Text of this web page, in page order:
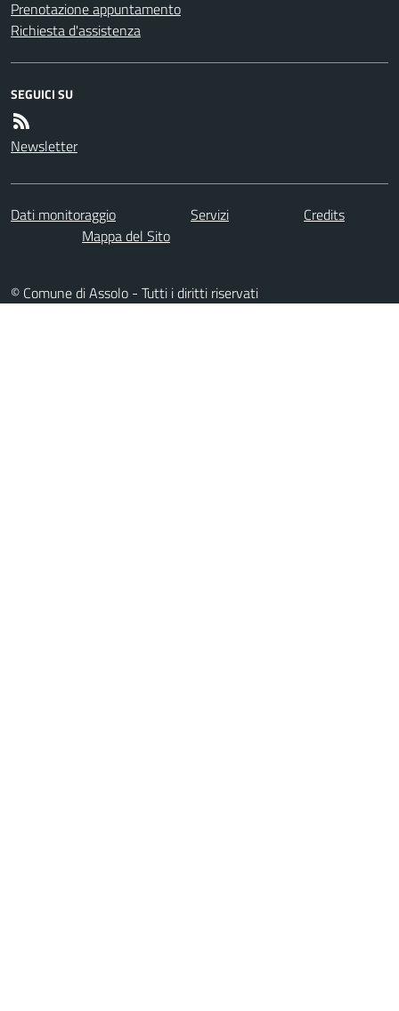
Prenotazione appuntamento
Richiesta d'assistenza
SEGUICI SU
Newsletter
Dati monitoraggio Servizi
Credits
Mappa del Sito
© Comune di Assolo - Tutti i diritti riservati